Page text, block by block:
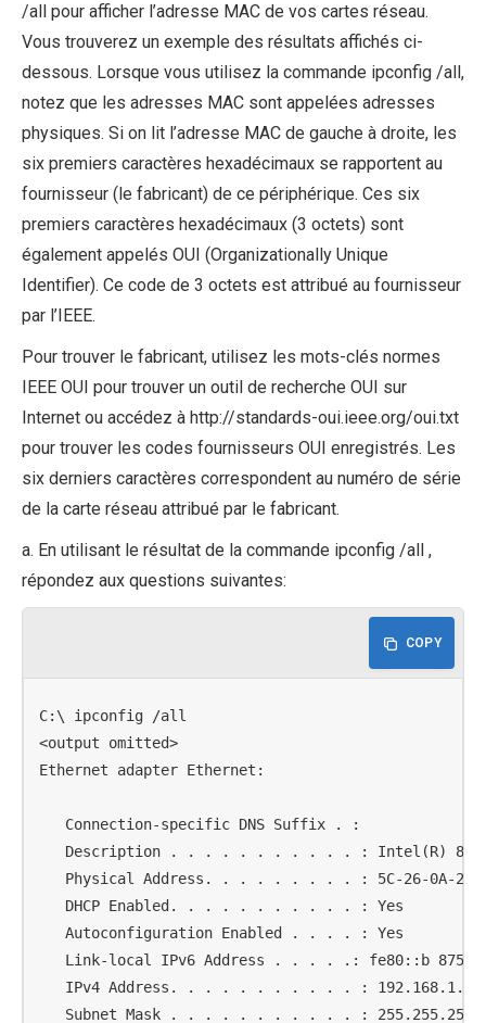
/all pour afficher l’adresse MAC de vos cartes réseau.
Vous trouverez un exemple des résultats affichés ci-
dessous. Lorsque vous utilisez la commande ipconfig /all,
notez que les adresses MAC sont appelées adresses
physiques. Si on lit l’adresse MAC de gauche à droite, les
six premiers caractères hexadécimaux se rapportent au
fournisseur (le fabricant) de ce périphérique. Ces six
premiers caractères hexadécimaux (3 octets) sont
également appelés OUI (Organizationally Unique
Identifier). Ce code de 3 octets est attribué au fournisseur
par l’IEEE.
Pour trouver le fabricant, utilisez les mots-clés normes
IEEE OUI pour trouver un outil de recherche OUI sur
Internet ou accédez à http://standards-oui.ieee.org/oui.txt
pour trouver les codes fournisseurs OUI enregistrés. Les
six derniers caractères correspondent au numéro de série
de la carte réseau attribué par le fabricant.
a. En utilisant le résultat de la commande ipconfig /all ,
répondez aux questions suivantes:
COPY
C:\ ipconfig /all
<output omitted>
Ethernet adapter Ethernet:
   Connection-specific DNS Suffix . :
Description . . . . . . . . . . . : Intel(R)
Physical Address. . . . . . . . . : 5C-26-0A-24-
   DHCP Enabled. . . . . . . . . . . : Yes
   Autoconfiguration Enabled . . . . : Yes
Link-local IPv6 Address . . . . .: fe80::b
IPv4 Address. . . . . . . . . . . :
Subnet Mask . . . . . . . . . . . :